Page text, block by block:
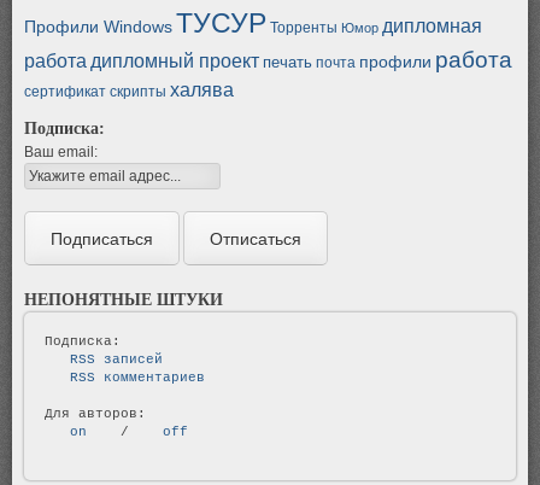
Профили WindowsТУСУР Торренты Юмор дипломная
работа дипломный проект печать почта профили работа
сертификат скрипты халява
Подписка:
Ваш email:
НЕПОНЯТНЫЕ ШТУКИ
   RSS записей
   RSS комментариев
   on
/
   off